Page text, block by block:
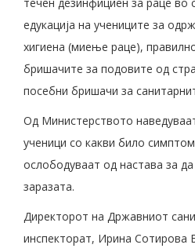
едукација на учениците за
хигиена (миење раце),
бришачите за подовите од
посебни бришачи за
Од Министерството
ученици со какви било
ослободуваат од настава за
заразата.
Директорот на Државниот
инспекторат, Ирина Сотирова